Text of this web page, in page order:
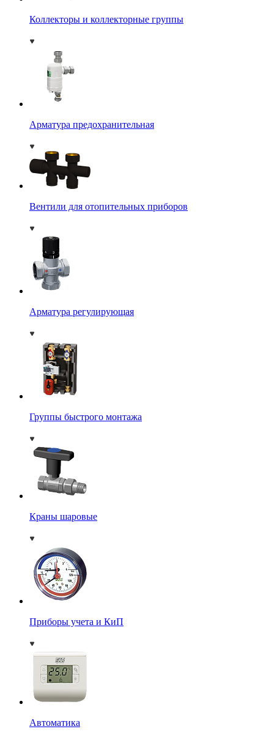
Коллекторы и коллекторные группы
Арматура предохранительная
Вентили для отопительных приборов
Арматура регулирующая
Группы быстрого монтажа
Краны шаровые
Приборы учета и КиП
Автоматика